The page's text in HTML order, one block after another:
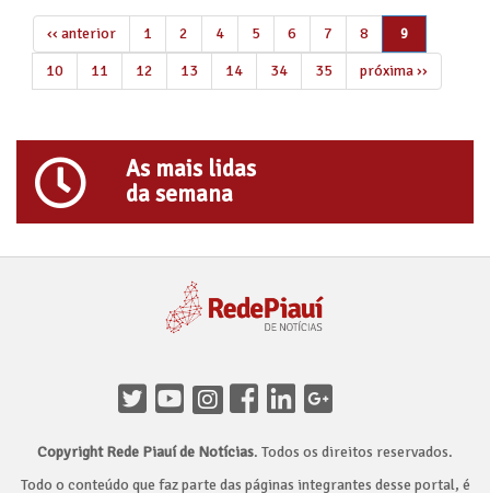
‹‹ anterior 1 2 4 5 6 7 8 9
10 11 12 13 14 34 35 próxima ››
As mais lidas
da semana
Copyright Rede Piauí de Notícias. Todos os direitos reservados.
Todo o conteúdo que faz parte das páginas integrantes desse portal, é